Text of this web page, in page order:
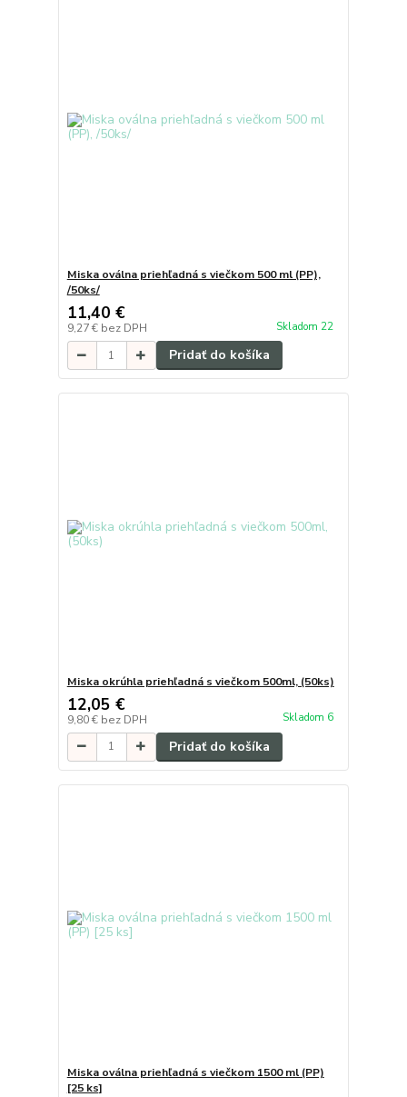
Miska oválna priehľadná s viečkom 500 ml (PP),
/50ks/
11,40 €
9,27 € bez DPH Skladom 22
Pridať do košíka
Miska okrúhla priehľadná s viečkom 500ml, (50ks)
12,05 €
9,80 € bez DPH Skladom 6
Pridať do košíka
Miska oválna priehľadná s viečkom 1500 ml (PP)
[25 ks]